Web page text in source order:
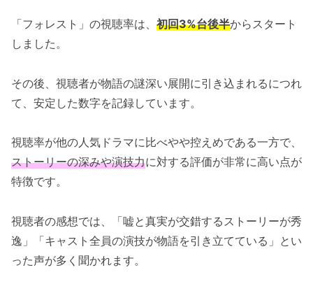
「フォレスト」の視聴率は、 初回3%台後半からスタート
しました。
その後、視聴者が物語の謎深い展開に引き込まれるにつれ
て、安定した数字を記録しています。
視聴率が他の人気ドラマに比べやや控えめである一方で、
ストーリーの深みや演技力に対する評価が非常に高い点が
特徴です。
視聴者の感想では、「嘘と真実が交錯するストーリーが秀
逸」「キャスト全員の演技が物語を引き立てている」とい
った声が多く聞かれます。